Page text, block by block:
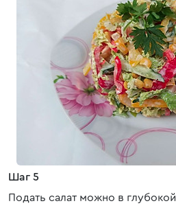
Шаг 5
Подать салат можно в